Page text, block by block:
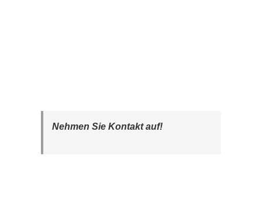
Nehmen Sie Kontakt auf!